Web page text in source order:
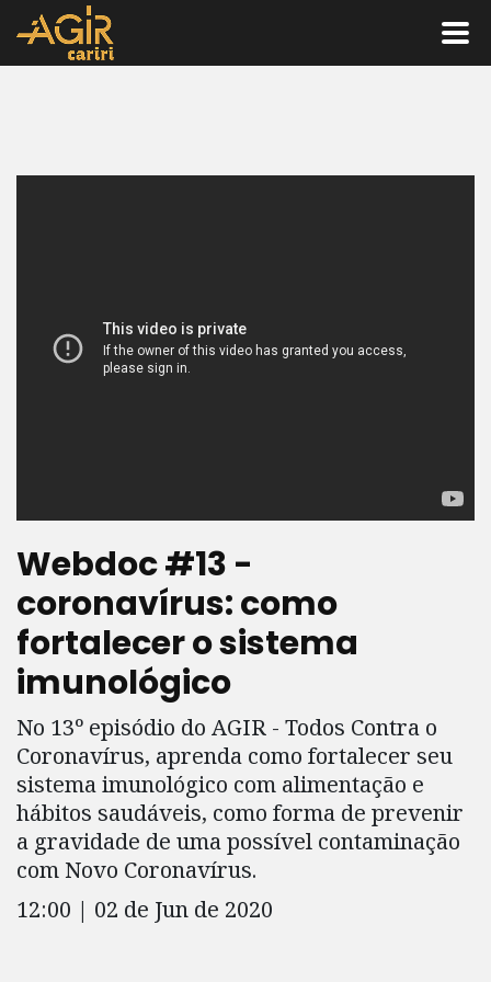
Webdoc #13 -
coronavírus: como
fortalecer o sistema
imunológico
No 13º episódio do AGIR - Todos Contra o
Coronavírus, aprenda como fortalecer seu
sistema imunológico com alimentação e
hábitos saudáveis, como forma de prevenir
a gravidade de uma possível contaminação
com Novo Coronavírus.
12:00 | 02 de Jun de 2020